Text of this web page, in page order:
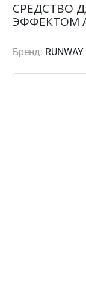
СРЕДСТВО
ЭФФЕКТОМ
Бренд: RUNWAY